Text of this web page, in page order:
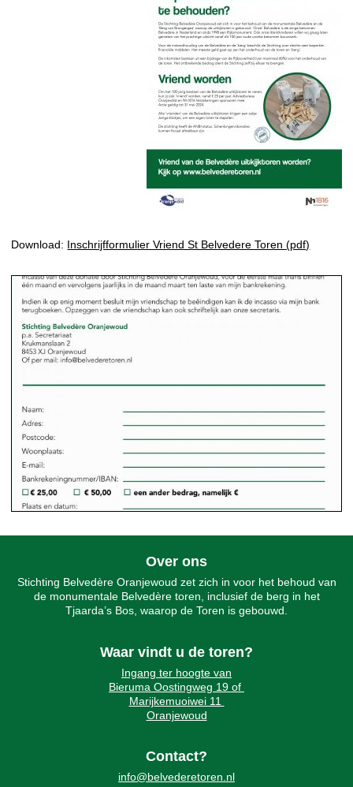
Download: Inschrijfformulier Vriend St Belvedere Toren (pdf)
Over ons
Stichting Belvedère Oranjewoud zet zich in voor het behoud van
de monumentale Belvedère toren, inclusief de berg in het
Tjaarda’s Bos, waarop de Toren is gebouwd.
Waar vindt u de toren?
Ingang ter hoogte van
Bieruma Oostingweg 19 of
Marijkemuoiwei 11
Oranjewoud
Contact?
info@belvederetoren.nl